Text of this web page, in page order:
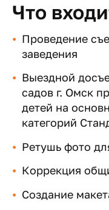
Что
Проведение
заведения
Выездной
садов г. Омск
детей на
категорий
Ретушь фото
Коррекция
Создание